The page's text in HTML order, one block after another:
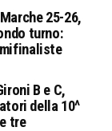
25-26,
turno:
B e C,
della 10^
tre